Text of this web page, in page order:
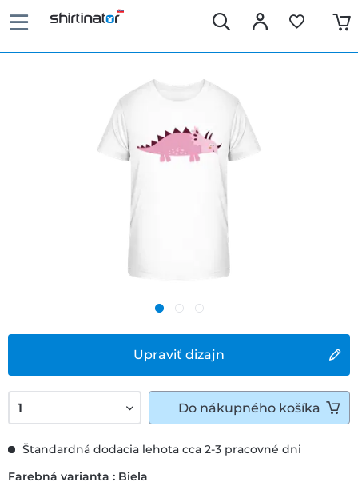
Upraviť dizajn
Štandardná dodacia lehota cca 2-3 pracovné dni
Farebná varianta : Biela
Do nákupného košíka